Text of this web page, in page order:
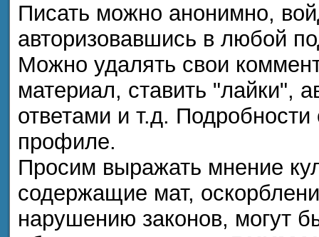
Писать можно анонимно,
авторизовавшись в любой
Можно удалять свои
материал, ставить "лайки",
ответами и т.д.
профиле.
Просим выражать мнение
содержащие мат,
нарушению законов, могут